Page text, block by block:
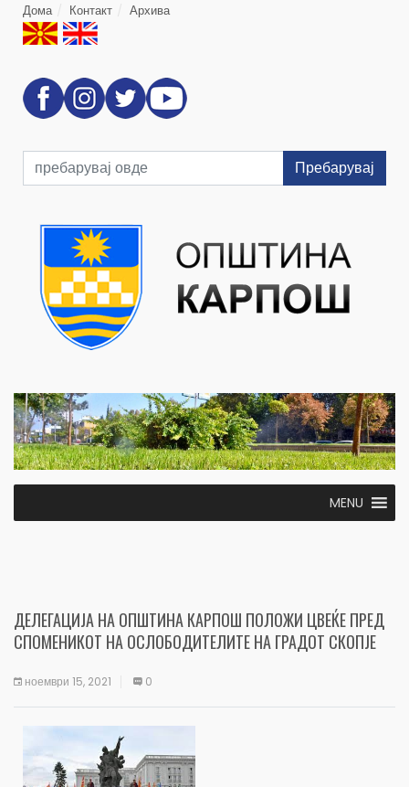
Дома Контакт Архива
Пребарувај
MENU
ДЕЛЕГАЦИЈА НА ОПШТИНА КАРПОШ ПОЛОЖИ ЦВЕЌЕ ПРЕД
СПОМЕНИКОТ НА ОСЛОБОДИТЕЛИТЕ НА ГРАДОТ СКОПЈЕ
ноември 15, 2021 0